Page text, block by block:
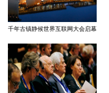
千年古镇静候世界互联网大会启幕